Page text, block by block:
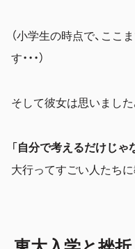
（小学生の時点で、こ
す・・・）
そして彼女は思いました
「自分で考えるだけじゃ
大行ってすごい人たちに